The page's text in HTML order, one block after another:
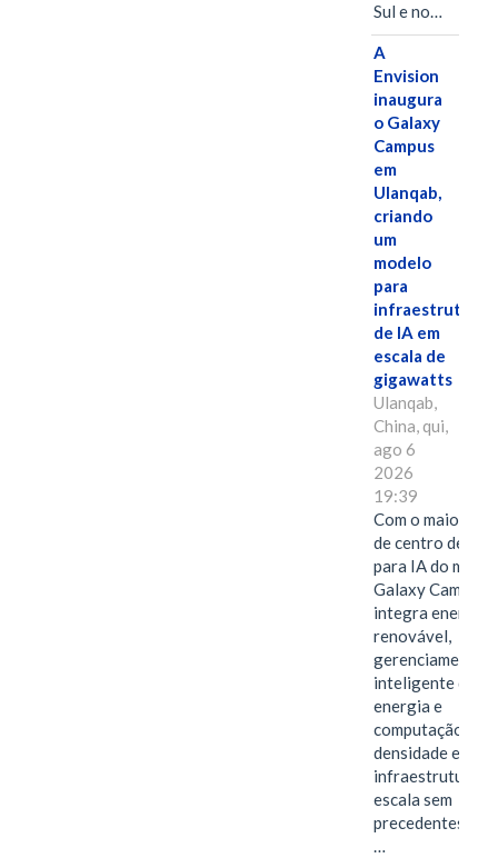
Sul e no…
A
Envision
inaugura
o Galaxy
Campus
em
Ulanqab,
criando
um
modelo
para
infraestrutura
de IA em
escala de
gigawatts
Ulanqab,
China, qui,
ago 6
2026
19:39
Com o maior
de centro de
para IA do
Galaxy Campus
integra energia
renovável,
gerenciamento
inteligente de
energia e
computação de
densidade em
infraestrutura
escala sem
…